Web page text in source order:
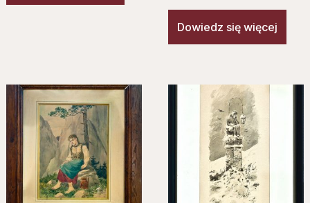
Dowiedz się więcej